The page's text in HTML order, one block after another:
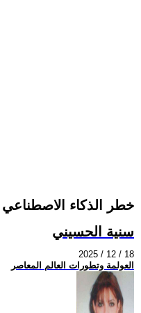
خطر الذكاء
سنية الحسيني
2025 / 12 / 18
العولمة وتطورات العالم المعاصر